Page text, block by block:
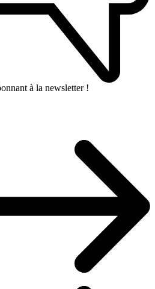
à la newsletter !